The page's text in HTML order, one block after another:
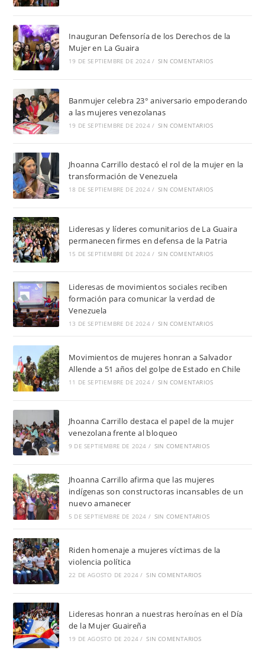
Inauguran Defensoría de los Derechos de la
Mujer en La Guaira
19 DE SEPTIEMBRE DE 2024 / SIN COMENTARIOS
Banmujer celebra 23° aniversario empoderando
a las mujeres venezolanas
19 DE SEPTIEMBRE DE 2024 / SIN COMENTARIOS
Jhoanna Carrillo destacó el rol de la mujer en la
transformación de Venezuela
18 DE SEPTIEMBRE DE 2024 / SIN COMENTARIOS
Lideresas y líderes comunitarios de La Guaira
permanecen firmes en defensa de la Patria
15 DE SEPTIEMBRE DE 2024 / SIN COMENTARIOS
Lideresas de movimientos sociales reciben
formación para comunicar la verdad de
Venezuela
13 DE SEPTIEMBRE DE 2024 / SIN COMENTARIOS
Movimientos de mujeres honran a Salvador
Allende a 51 años del golpe de Estado en Chile
11 DE SEPTIEMBRE DE 2024 / SIN COMENTARIOS
Jhoanna Carrillo destaca el papel de la mujer
venezolana frente al bloqueo
9 DE SEPTIEMBRE DE 2024 / SIN COMENTARIOS
Jhoanna Carrillo afirma que las mujeres
indígenas son constructoras incansables de un
nuevo amanecer
5 DE SEPTIEMBRE DE 2024 / SIN COMENTARIOS
Riden homenaje a mujeres víctimas de la
violencia política
22 DE AGOSTO DE 2024 / SIN COMENTARIOS
Lideresas honran a nuestras heroínas en el Día
de la Mujer Guaireña
19 DE AGOSTO DE 2024 / SIN COMENTARIOS